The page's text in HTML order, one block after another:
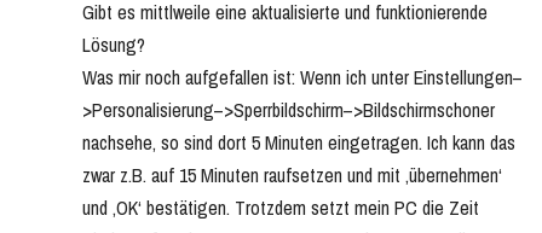
Gibt es mittlweile eine aktualisierte und funktionierende
Lösung?
Was mir noch aufgefallen ist: Wenn ich unter Einstellungen–
>Personalisierung–>Sperrbildschirm–>Bildschirmschoner
nachsehe, so sind dort 5 Minuten eingetragen. Ich kann das
zwar z.B. auf 15 Minuten raufsetzen und mit ‚übernehmen‘
und ‚OK‘ bestätigen. Trotzdem setzt mein PC die Zeit